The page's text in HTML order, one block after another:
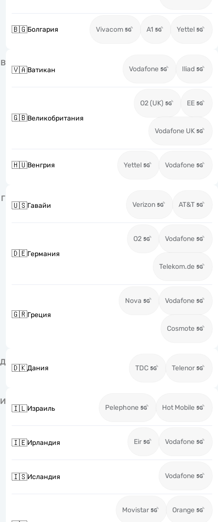
🇧🇬Болгария Vivacom A1 Yettel
В
🇻🇦Ватикан Vodafone Iliad
🇬🇧Великобритания
O2 (UK) EE
Vodafone UK
🇭🇺Венгрия Yettel Vodafone
Г
🇺🇸Гавайи Verizon AT&T
🇩🇪Германия
O2 Vodafone
Telekom.de
🇬🇷Греция
Nova Vodafone
Cosmote
Д
🇩🇰Дания TDC Telenor
И
🇮🇱Израиль Pelephone Hot Mobile
🇮🇪Ирландия Eir Vodafone
🇮🇸Исландия Vodafone
Movistar Orange